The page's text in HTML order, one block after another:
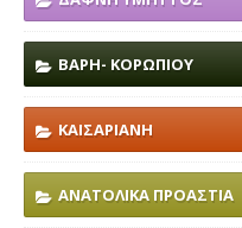
ΒΑΡΗ- ΚΟΡΩΠΙΟΥ
ΚΑΙΣΑΡΙΑΝΗ
ΑΝΑΤΟΛΙΚΑ ΠΡΟΑΣΤΙΑ